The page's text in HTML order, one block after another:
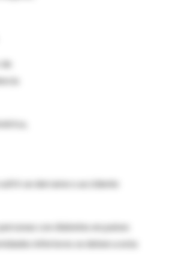
un derrame o accidente
con diabetes en países
inferiores se deben a esta